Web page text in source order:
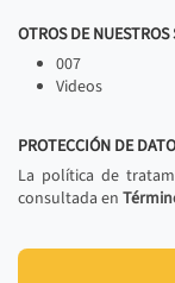
OTROS DE NUESTROS
007
Videos
PROTECCIÓN DE
La política de
consultada en